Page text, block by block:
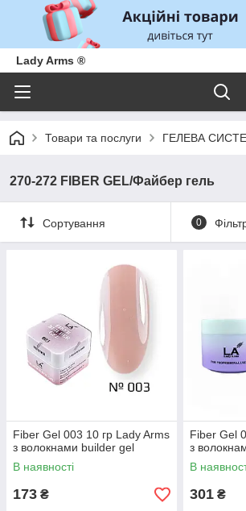
Lady Arms ®
Товари та послуги ГЕЛЕВА
270-272 FIBER GEL/Файбер гель
Сортування 0
Fiber Gel 003 10 гр Lady Arms
з волокнами builder gel
В наявності
173 ₴
Fiber Gel
з
В
301 ₴